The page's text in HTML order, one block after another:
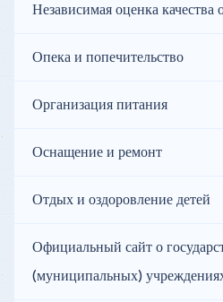
Независимая оценка качества
Опека и попечительство
Организация питания
Оснащение и ремонт
Отдых и оздоровление детей
Официальный сайт о
(муниципальных)